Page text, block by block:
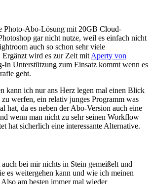
Photo-Abo-Lösung mit 20GB Cloud-
gar nicht nutze, weil es einfach nicht
auch so schon sehr viele
wird es zur Zeit mit Aperty von
In Unterstützung zum Einsatz kommt wenn es
geht.
kann ich nur ans Herz legen mal einen Blick
zu werfen, ein relativ junges Programm was
hat, da es neben der Abo-Version auch eine
wenn man nicht zu sehr seinen Workflow
hat sicherlich eine interessante Alternative.
auch bei mir nichts in Stein gemeißelt und
es weitergehen kann und wie ich meinen
am besten immer mal wieder